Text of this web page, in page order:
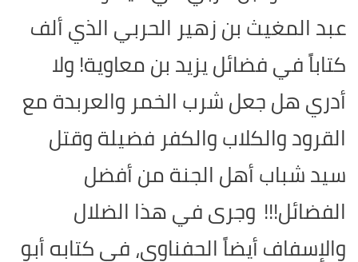
عبد المغيث بن زهير الحربي الذي ألف
كتاباً في فضائل يزيد بن معاوية! ولا
أدري هل جعل شرب الخمر والعربدة مع
القرود والكلاب والكفر فضيلة وقتل
سيد شباب أهل الجنة من أفضل
الفضائل!!! وجرى في هذا الضلال
والإسفاف أيضاً الحفناوي، في كتابه أبو